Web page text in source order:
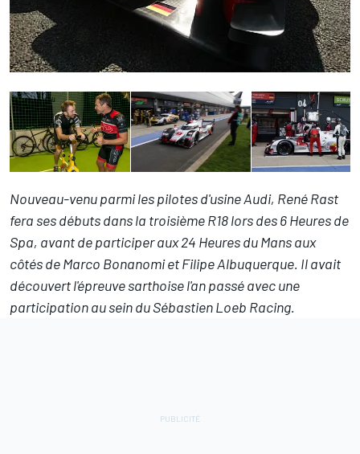
Nouveau-venu parmi les pilotes d'usine Audi, René Rast
fera ses débuts dans la troisième R18 lors des 6 Heures de
Spa, avant de participer aux 24 Heures du Mans aux
côtés de Marco Bonanomi et Filipe Albuquerque. Il avait
découvert l'épreuve sarthoise l'an passé avec une
participation au sein du Sébastien Loeb Racing.